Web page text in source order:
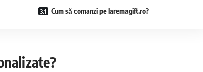
Cum să comanzi pe laremagift.ro?